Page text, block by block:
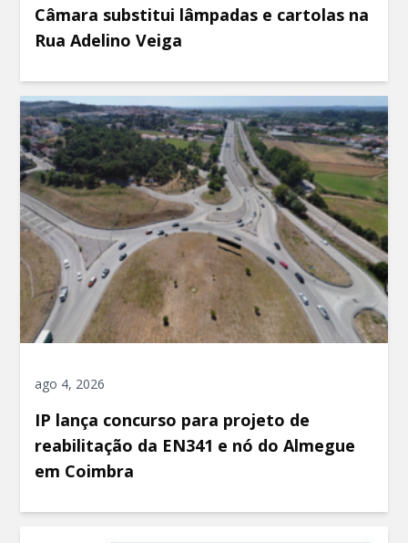
Câmara substitui lâmpadas e cartolas na
Rua Adelino Veiga
ago 4, 2026
IP lança concurso para projeto de
reabilitação da EN341 e nó do Almegue
em Coimbra